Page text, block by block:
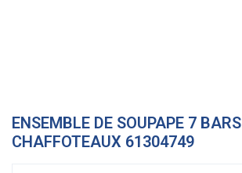
ENSEMBLE DE SOUPAPE 7 BARS
CHAFFOTEAUX 61304749